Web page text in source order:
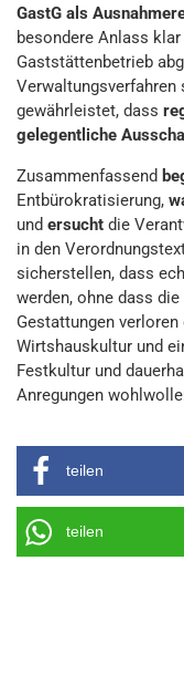
GastG als
besondere Anlass
Gaststättenbetrieb
Verwaltungsverfahren
gewährleistet, dass
gelegentliche
Zusammenfassend
Entbürokratisierung,
und ersucht die
in den
sicherstellen, dass
werden, ohne dass
Gestattungen
Wirtshauskultur und
Festkultur und
Anregungen
teilen
teilen